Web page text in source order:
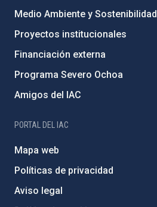
Medio Ambiente y Sostenibilidad
Proyectos institucionales
Financiación externa
Programa Severo Ochoa
Amigos del IAC
PORTAL DEL IAC
Mapa web
Políticas de privacidad
Aviso legal